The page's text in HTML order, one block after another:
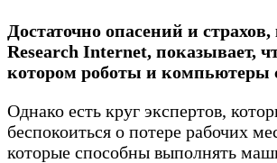
Достаточно опасений и
Research Internet, показывает,
котором роботы и компьютеры
Однако есть круг экспертов,
беспокоиться о потере рабочих
которые способны выполнять